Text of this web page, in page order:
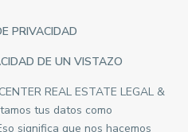
PRIVACIDAD
DE UN VISTAZO
REAL ESTATE LEGAL &
tus datos como
significa que nos hacemos